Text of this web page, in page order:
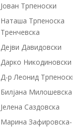
Јован Трпеноски
Наташа Трпеноска
Тренчевска
Дејви Давидовски
Дарко Никодиновски
Д-р Леонид
Билјана Милошевска
Јелена Саздовска
Марина Зафировска-